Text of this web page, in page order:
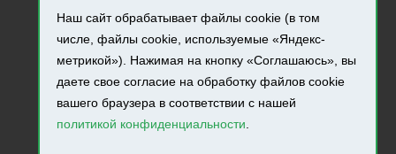
Наш сайт обрабатывает файлы cookie (в том
числе, файлы cookie, используемые «Яндекс-
метрикой»). Нажимая на кнопку «Соглашаюсь», вы
даете свое согласие на обработку файлов cookie
вашего браузера в соответствии с нашей
политикой конфиденциальности.
Разработка и продвижение сайта.